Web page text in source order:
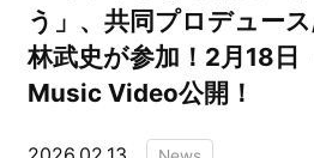
う」、共同プロデュー
林武史が参加！2月18日
Music Video公開！